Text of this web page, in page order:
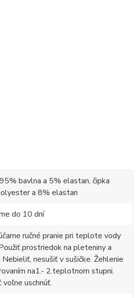
bavlna a 5% elastan, čipka
a 8% elastan
do 10 dní
ručné pranie pri teplote vody
prostriedok na pleteniny a
nesušiť v sušičke. Žehlenie
na1.- 2.teplotnom stupni.
voľne uschnúť.